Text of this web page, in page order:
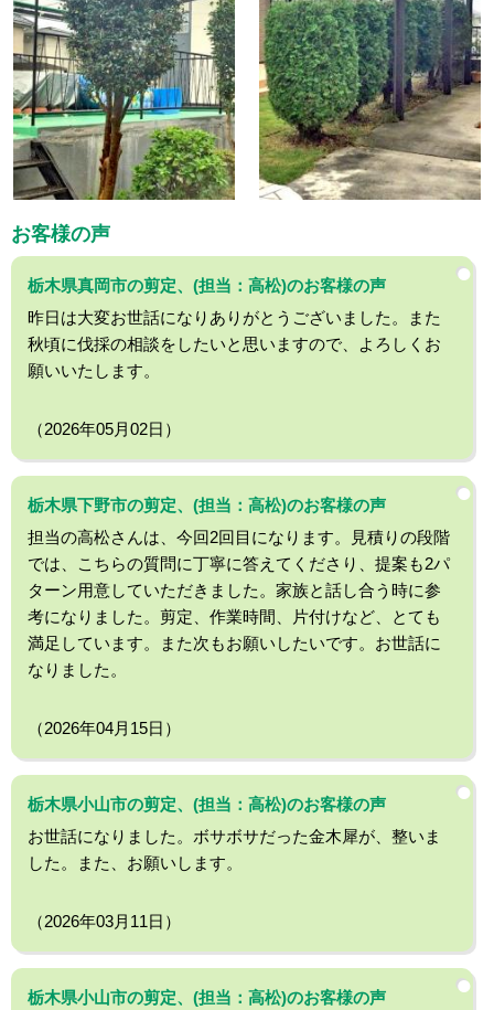
お客様の声
栃木県真岡市の剪定、(担当：高松)のお客様の声
昨日は大変お世話になりありがとうございました。また
秋頃に伐採の相談をしたいと思いますので、よろしくお
願いいたします。
（2026年05月02日）
栃木県下野市の剪定、(担当：高松)のお客様の声
担当の高松さんは、今回2回目になります。見積りの段階
では、こちらの質問に丁寧に答えてくださり、提案も2パ
ターン用意していただきました。家族と話し合う時に参
考になりました。剪定、作業時間、片付けなど、とても
満足しています。また次もお願いしたいです。お世話に
なりました。
（2026年04月15日）
栃木県小山市の剪定、(担当：高松)のお客様の声
お世話になりました。ボサボサだった金木犀が、整いま
した。また、お願いします。
（2026年03月11日）
栃木県小山市の剪定、(担当：高松)のお客様の声